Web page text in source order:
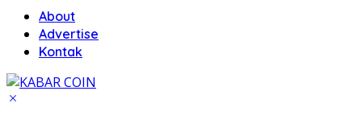
About
Advertise
Kontak